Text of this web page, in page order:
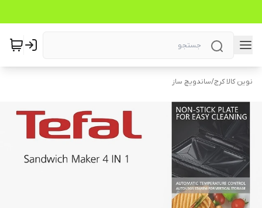
نوین کالا کرج/ساندویچ ساز